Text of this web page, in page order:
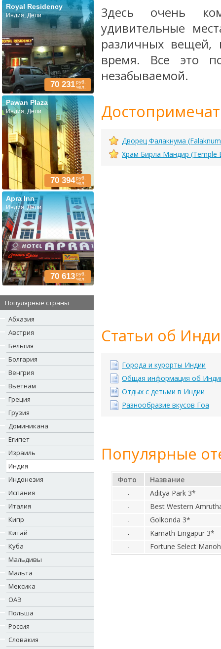
Royal Residency
Индия, Дели
70 231руб.
чел.
Pawan Plaza
Индия, Дели
70 394руб.
чел.
Apra Inn
Индия, Дели
70 613руб.
чел.
Популярные страны
Абхазия
Австрия
Бельгия
Болгария
Венгрия
Вьетнам
Греция
Грузия
Доминикана
Египет
Израиль
Индия
Индонезия
Испания
Италия
Кипр
Китай
Куба
Мальдивы
Мальта
Мексика
ОАЭ
Польша
Россия
Словакия
Здесь очень
удивительные
различных вещей,
время. Все это
незабываемой.
Дворец Фалакнума
Храм Бирла Мандир (Temple
Статьи об
Города и курорты Индии
Общая информация об
Отдых с детьми в Индии
Разнообразие вкусов Гоа
Популярные
Фото
Название
-
Aditya Park 3*
-
Best Western
-
Golkonda 3*
-
Kamath Lingapur 3*
-
Fortune Select